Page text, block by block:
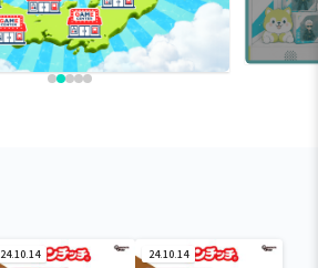
24.10.14 24.10.14